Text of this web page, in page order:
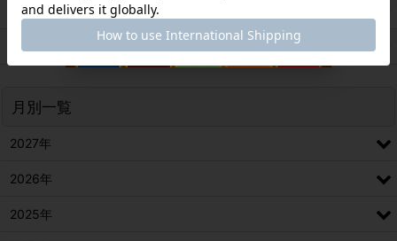
カットマン[粒/アンチ]
新製品
月別一覧
2027年
2026年
2025年